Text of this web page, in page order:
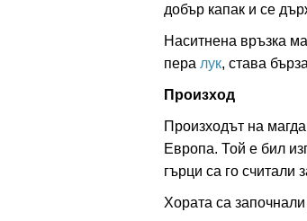
добър капак и се
Наситнена връзка
пера лук, става
Произход
Произходът на
Европа. Той е бил
гърци са го считали
Хората са